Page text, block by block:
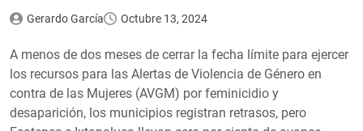
Gerardo García Octubre 13, 2024
A menos de dos meses de cerrar la fecha límite para ejercer
los recursos para las Alertas de Violencia de Género en
contra de las Mujeres (AVGM) por feminicidio y
desaparición, los municipios registran retrasos, pero